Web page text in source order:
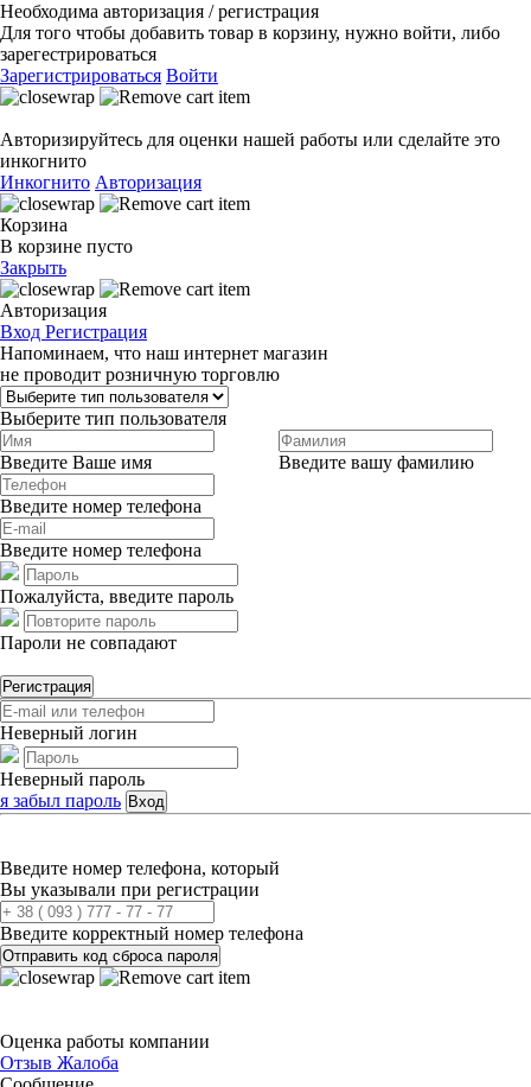
Необходима авторизация / регистрация
Для того чтобы добавить товар в корзину, нужно войти, либо
зарегестрироваться
Зарегистрироваться Войти
Авторизируйтесь для оценки нашей работы или сделайте это
инкогнито
Инкогнито Авторизация
Корзина
В корзине пусто
Закрыть
Авторизация
Вход Регистрация
Напоминаем, что наш интернет магазин
не проводит розничную торговлю
Выберите тип пользователя
Введите Ваше имя Введите вашу фамилию
Введите номер телефона
Введите номер телефона
Пожалуйста, введите пароль
Пароли не совпадают
Регистрация
Неверный логин
Неверный пароль
я забыл пароль Вход
Введите номер телефона, который
Вы указывали при регистрации
Введите корректный номер телефона
Отправить код сброса пароля
Оценка работы компании
Отзыв Жалоба